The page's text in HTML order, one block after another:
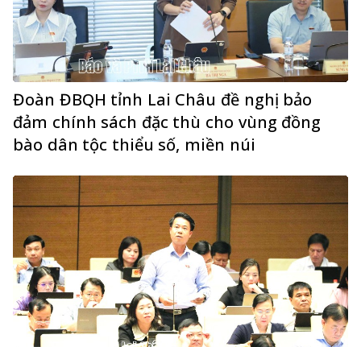
Đoàn ĐBQH tỉnh Lai Châu đề nghị bảo
đảm chính sách đặc thù cho vùng đồng
bào dân tộc thiểu số, miền núi